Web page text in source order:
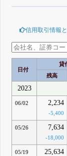
登録すると永
信用取引情報
日付
貸
残高
2023
06/02 2,234
-5,400
05/26 7,634
-18,000
05/19 25,634